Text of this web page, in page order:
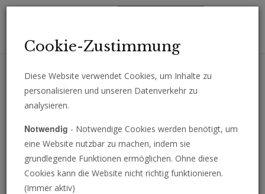
Erhalten Sie wichtige Analysen, Kommentare und Nachrichten
Cookie-Zustimmung
Diese Website verwendet Cookies, um Inhalte zu
personalisieren und unseren Datenverkehr zu
analysieren.
Notwendig - Notwendige Cookies werden benötigt, um
eine Website nutzbar zu machen, indem sie
grundlegende Funktionen ermöglichen. Ohne diese
Cookies kann die Website nicht richtig funktionieren.
(Immer aktiv)